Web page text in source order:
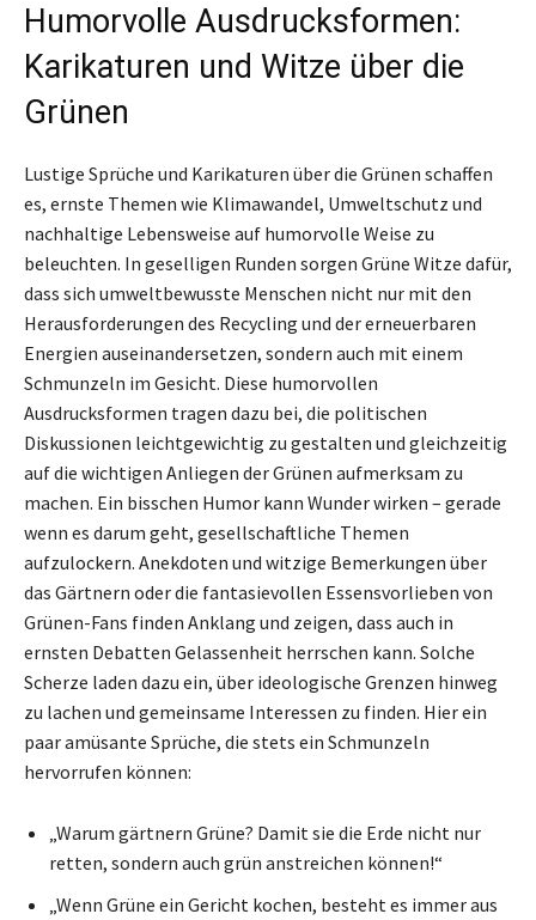
Humorvolle Ausdrucksformen:
Karikaturen und Witze über die
Grünen
Lustige Sprüche und Karikaturen über die Grünen schaffen
es, ernste Themen wie Klimawandel, Umweltschutz und
nachhaltige Lebensweise auf humorvolle Weise zu
beleuchten. In geselligen Runden sorgen Grüne Witze dafür,
dass sich umweltbewusste Menschen nicht nur mit den
Herausforderungen des Recycling und der erneuerbaren
Energien auseinandersetzen, sondern auch mit einem
Schmunzeln im Gesicht. Diese humorvollen
Ausdrucksformen tragen dazu bei, die politischen
Diskussionen leichtgewichtig zu gestalten und gleichzeitig
auf die wichtigen Anliegen der Grünen aufmerksam zu
machen. Ein bisschen Humor kann Wunder wirken – gerade
wenn es darum geht, gesellschaftliche Themen
aufzulockern. Anekdoten und witzige Bemerkungen über
das Gärtnern oder die fantasievollen Essensvorlieben von
Grünen-Fans finden Anklang und zeigen, dass auch in
ernsten Debatten Gelassenheit herrschen kann. Solche
Scherze laden dazu ein, über ideologische Grenzen hinweg
zu lachen und gemeinsame Interessen zu finden. Hier ein
paar amüsante Sprüche, die stets ein Schmunzeln
hervorrufen können:
„Warum gärtnern Grüne? Damit sie die Erde nicht nur
retten, sondern auch grün anstreichen können!“
„Wenn Grüne ein Gericht kochen, besteht es immer aus